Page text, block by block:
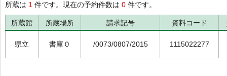
所蔵は 1 件です。現在の予約件数は 0 件です。
所蔵館 所蔵場所 請求記号 資料コード
県立 書庫０ /0073/0807/2015 1115022277